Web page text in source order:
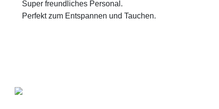
Super freundliches Personal.
Perfekt zum Entspannen und Tauchen.